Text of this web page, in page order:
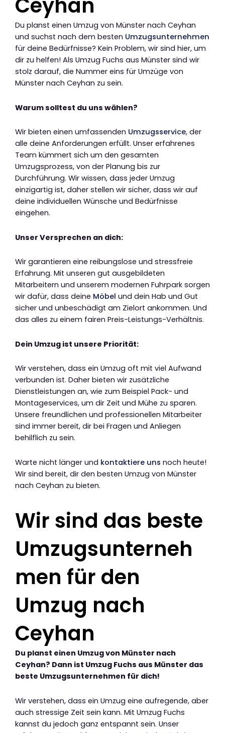
Ceyhan
Du planst einen Umzug von Münster nach Ceyhan
und suchst nach dem besten Umzugsunternehmen
für deine Bedürfnisse? Kein Problem, wir sind hier, um
dir zu helfen! Als Umzug Fuchs aus Münster sind wir
stolz darauf, die Nummer eins für Umzüge von
Münster nach Ceyhan zu sein.
Warum solltest du uns wählen?
Wir bieten einen umfassenden Umzugsservice, der
alle deine Anforderungen erfüllt. Unser erfahrenes
Team kümmert sich um den gesamten
Umzugsprozess, von der Planung bis zur
Durchführung. Wir wissen, dass jeder Umzug
einzigartig ist, daher stellen wir sicher, dass wir auf
deine individuellen Wünsche und Bedürfnisse
eingehen.
Unser Versprechen an dich:
Wir garantieren eine reibungslose und stressfreie
Erfahrung. Mit unseren gut ausgebildeten
Mitarbeitern und unserem modernen Fuhrpark sorgen
wir dafür, dass deine Möbel und dein Hab und Gut
sicher und unbeschädigt am Zielort ankommen. Und
das alles zu einem fairen Preis-Leistungs-Verhältnis.
Dein Umzug ist unsere Priorität:
Wir verstehen, dass ein Umzug oft mit viel Aufwand
verbunden ist. Daher bieten wir zusätzliche
Dienstleistungen an, wie zum Beispiel Pack- und
Montageservices, um dir Zeit und Mühe zu sparen.
Unsere freundlichen und professionellen Mitarbeiter
sind immer bereit, dir bei Fragen und Anliegen
behilflich zu sein.
Warte nicht länger und kontaktiere uns noch heute!
Wir sind bereit, dir den besten Umzug von Münster
nach Ceyhan zu bieten.
Wir sind das beste
Umzugsunterneh
men für den
Umzug nach
Ceyhan
Du planst einen Umzug von Münster nach
Ceyhan? Dann ist Umzug Fuchs aus Münster das
beste Umzugsunternehmen für dich!
Wir verstehen, dass ein Umzug eine aufregende, aber
auch stressige Zeit sein kann. Mit Umzug Fuchs
kannst du jedoch ganz entspannt sein. Unser